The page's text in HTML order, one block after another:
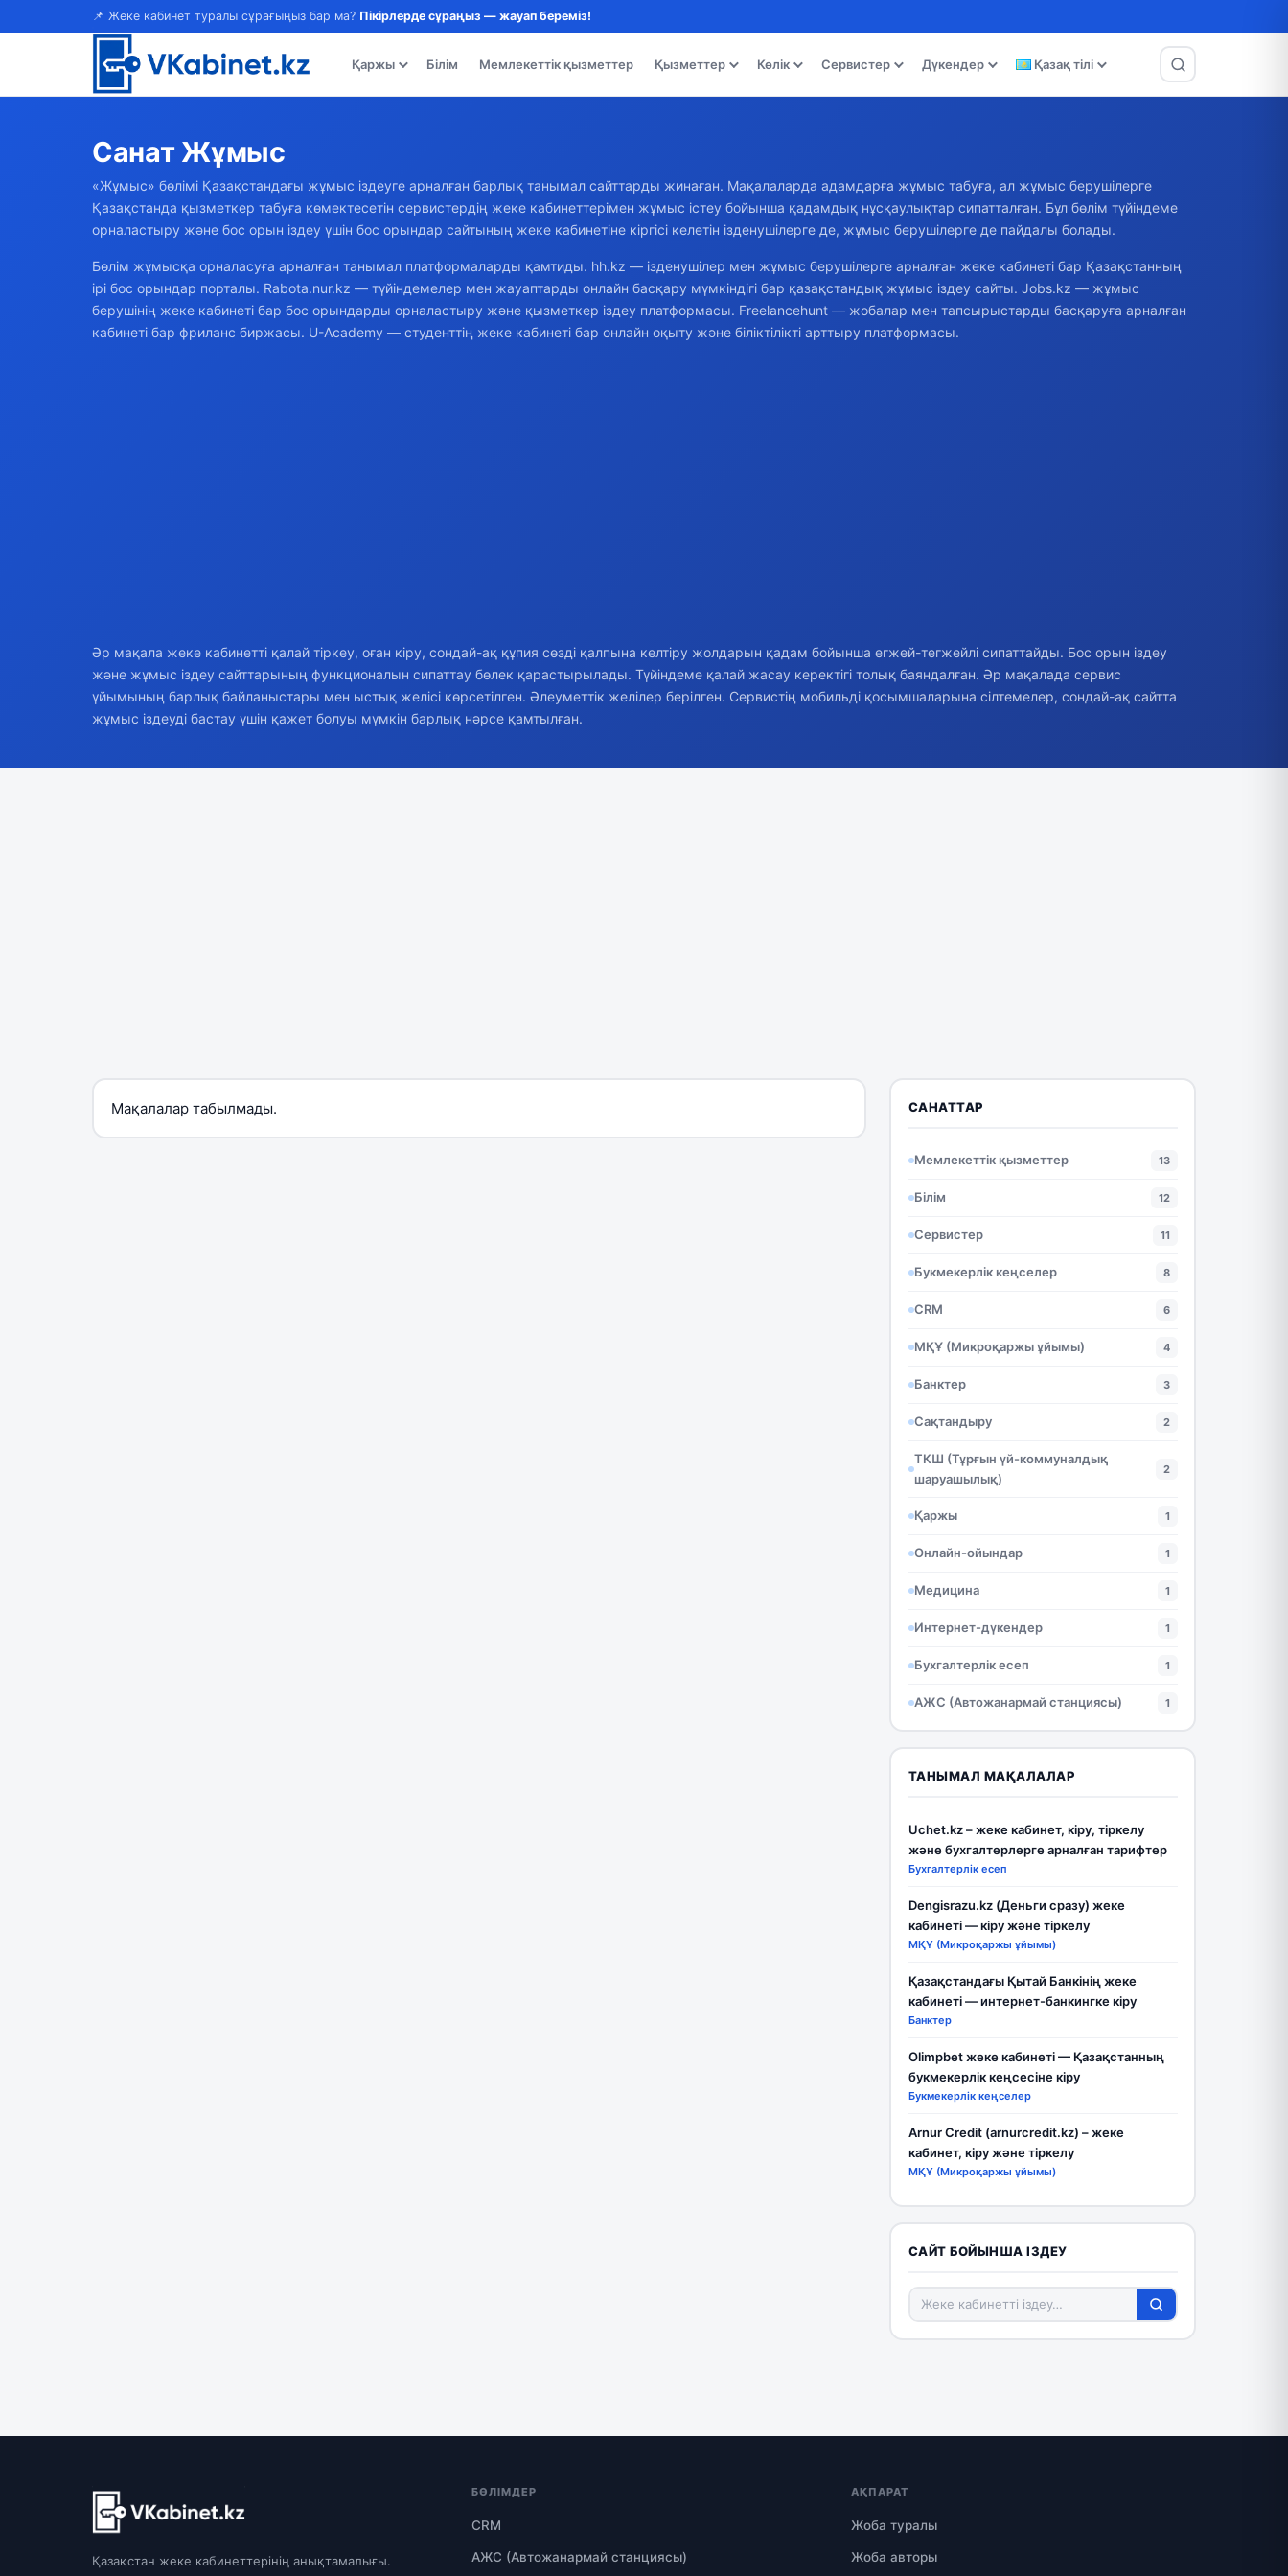
📌 Жеке кабинет туралы сұрағыңыз бар ма? Пікірлерде сұраңыз — жауап береміз!
Қаржы Білім Мемлекеттік қызметтер Қызметтер Көлік Сервистер Дүкендер Қазақ тілі
Санат Жұмыс
«Жұмыс» бөлімі Қазақстандағы жұмыс іздеуге арналған барлық танымал сайттарды жинаған. Мақалаларда адамдарға жұмыс табуға, ал жұмыс берушілерге
Қазақстанда қызметкер табуға көмектесетін сервистердің жеке кабинеттерімен жұмыс істеу бойынша қадамдық нұсқаулықтар сипатталған. Бұл бөлім түйіндеме
орналастыру және бос орын іздеу үшін бос орындар сайтының жеке кабинетіне кіргісі келетін ізденушілерге де, жұмыс берушілерге де пайдалы болады.
Бөлім жұмысқа орналасуға арналған танымал платформаларды қамтиды. hh.kz — ізденушілер мен жұмыс берушілерге арналған жеке кабинеті бар Қазақстанның
ірі бос орындар порталы. Rabota.nur.kz — түйіндемелер мен жауаптарды онлайн басқару мүмкіндігі бар қазақстандық жұмыс іздеу сайты. Jobs.kz — жұмыс
берушінің жеке кабинеті бар бос орындарды орналастыру және қызметкер іздеу платформасы. Freelancehunt — жобалар мен тапсырыстарды басқаруға арналған
кабинеті бар фриланс биржасы. U-Academy — студенттің жеке кабинеті бар онлайн оқыту және біліктілікті арттыру платформасы.
Әр мақала жеке кабинетті қалай тіркеу, оған кіру, сондай-ақ құпия сөзді қалпына келтіру жолдарын қадам бойынша егжей-тегжейлі сипаттайды. Бос орын іздеу
және жұмыс іздеу сайттарының функционалын сипаттау бөлек қарастырылады. Түйіндеме қалай жасау керектігі толық баяндалған. Әр мақалада сервис
ұйымының барлық байланыстары мен ыстық желісі көрсетілген. Әлеуметтік желілер берілген. Сервистің мобильді қосымшаларына сілтемелер, сондай-ақ сайтта
жұмыс іздеуді бастау үшін қажет болуы мүмкін барлық нәрсе қамтылған.
Мақалалар табылмады. САНАТТАР
Мемлекеттік қызметтер 13
Білім 12
Сервистер 11
Букмекерлік кеңселер 8
CRM 6
МҚҰ (Микроқаржы ұйымы) 4
Банктер 3
Сақтандыру 2
ТКШ (Тұрғын үй-коммуналдық
шаруашылық)
2
Қаржы 1
Онлайн-ойындар 1
Медицина 1
Интернет-дүкендер 1
Бухгалтерлік есеп 1
АЖС (Автожанармай станциясы) 1
ТАНЫМАЛ МАҚАЛАЛАР
Uchet.kz – жеке кабинет, кіру, тіркелу
және бухгалтерлерге арналған тарифтер
Бухгалтерлік есеп
Dengisrazu.kz (Деньги сразу) жеке
кабинеті — кіру және тіркелу
МҚҰ (Микроқаржы ұйымы)
Қазақстандағы Қытай Банкінің жеке
кабинеті — интернет-банкингке кіру
Банктер
Olimpbet жеке кабинеті — Қазақстанның
букмекерлік кеңсесіне кіру
Букмекерлік кеңселер
Arnur Credit (arnurcredit.kz) – жеке
кабинет, кіру және тіркелу
МҚҰ (Микроқаржы ұйымы)
САЙТ БОЙЫНША ІЗДЕУ
Қазақстан жеке кабинеттерінің анықтамалығы.
БӨЛІМДЕР
CRM
АЖС (Автожанармай станциясы)
АҚПАРАТ
Жоба туралы
Жоба авторы